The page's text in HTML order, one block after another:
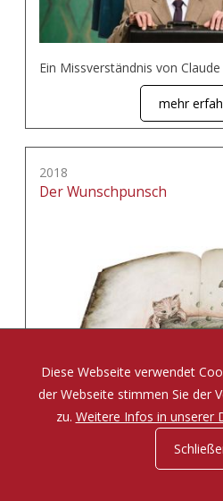
Ein Missverständnis von
mehr
2018
Der Wunschpunsch
Eine Zauberposse von Michael
Diese Webseite verwendet
der Webseite stimmen Sie der
zu. Weitere Infos in unserer